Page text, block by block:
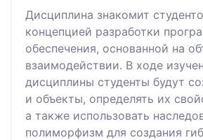
Дисциплина знакомит
концепцией разработки
обеспечения, основанной на
взаимодействии. В ходе
дисциплины студенты будут
и объекты, определять их
а также использовать
полиморфизм для создания